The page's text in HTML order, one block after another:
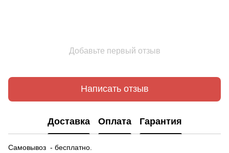
Добавьте первый отзыв
Написать отзыв
Доставка Оплата Гарантия
Самовывоз - бесплатно.